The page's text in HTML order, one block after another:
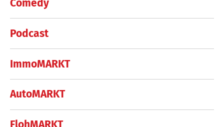
Comedy
Podcast
ImmoMARKT
AutoMARKT